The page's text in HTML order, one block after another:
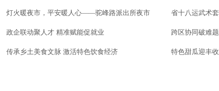
灯火暖夜市，平安暖人心——驼峰路派出所夜市 省十八运武术
政企联动聚人才 精准赋能促就业 跨区协同破难
传承乡土美食文脉 激活特色饮食经济 特色甜瓜迎丰